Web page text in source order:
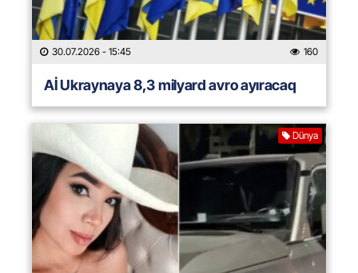
30.07.2026 - 15:45 160
Aİ Ukraynaya 8,3 milyard avro ayıracaq
Dünya